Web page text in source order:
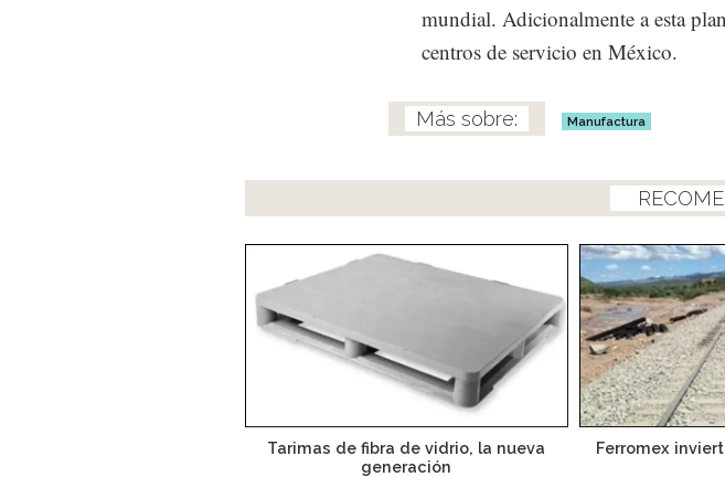
mundial. Adicionalmente a esta
centros de servicio en México.
Manufactura
Tarimas de fibra de vidrio, la nueva
generación
Ferromex